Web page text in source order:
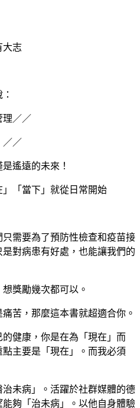
大志
理／／
／／
遙遠的未來！
「當下」就從日常開始
要為了預防性檢查和疫苗接
對病患有好處，也能讓我們的
勵幾次都可以。
，那麼這本書就超適合你。
康，你是在為「現在」而
主要是「現在」。而我必須
未病」。活躍於社群媒體的德
夠「治未病」。以他自身體驗